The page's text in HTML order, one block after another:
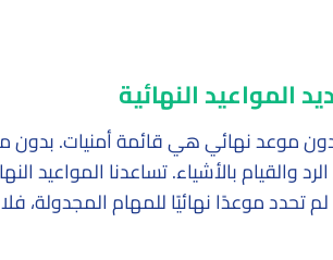
موعد نهائي هي قائمة أمنيات. بدون
والقيام بالأشياء. تساعدنا المواعيد
تحدد موعدًا نهائيًا للمهام المجدولة،